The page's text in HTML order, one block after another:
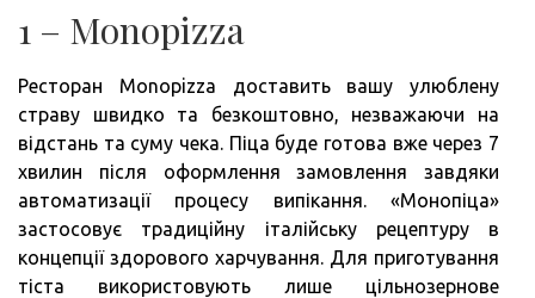
1 – Monopizza
Ресторан Monopizza доставить вашу улюблену
страву швидко та безкоштовно, незважаючи на
відстань та суму чека. Піца буде готова вже через 7
хвилин після оформлення замовлення завдяки
автоматизації процесу випікання. «Монопіца»
застосовує традиційну італійську рецептуру в
концепції здорового харчування. Для приготування
тіста використовують лише цільнозернове